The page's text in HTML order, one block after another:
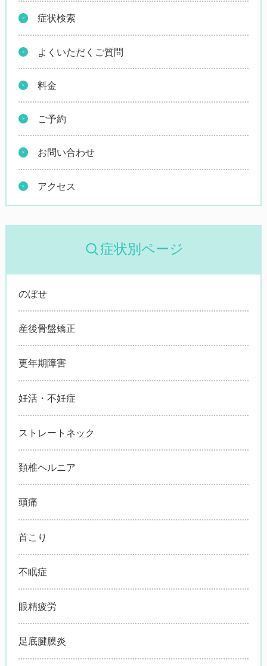
症状検索
よくいただくご質問
料金
ご予約
お問い合わせ
アクセス
症状別ページ
のぼせ
産後骨盤矯正
更年期障害
妊活・不妊症
ストレートネック
頚椎ヘルニア
頭痛
首こり
不眠症
眼精疲労
足底腱膜炎